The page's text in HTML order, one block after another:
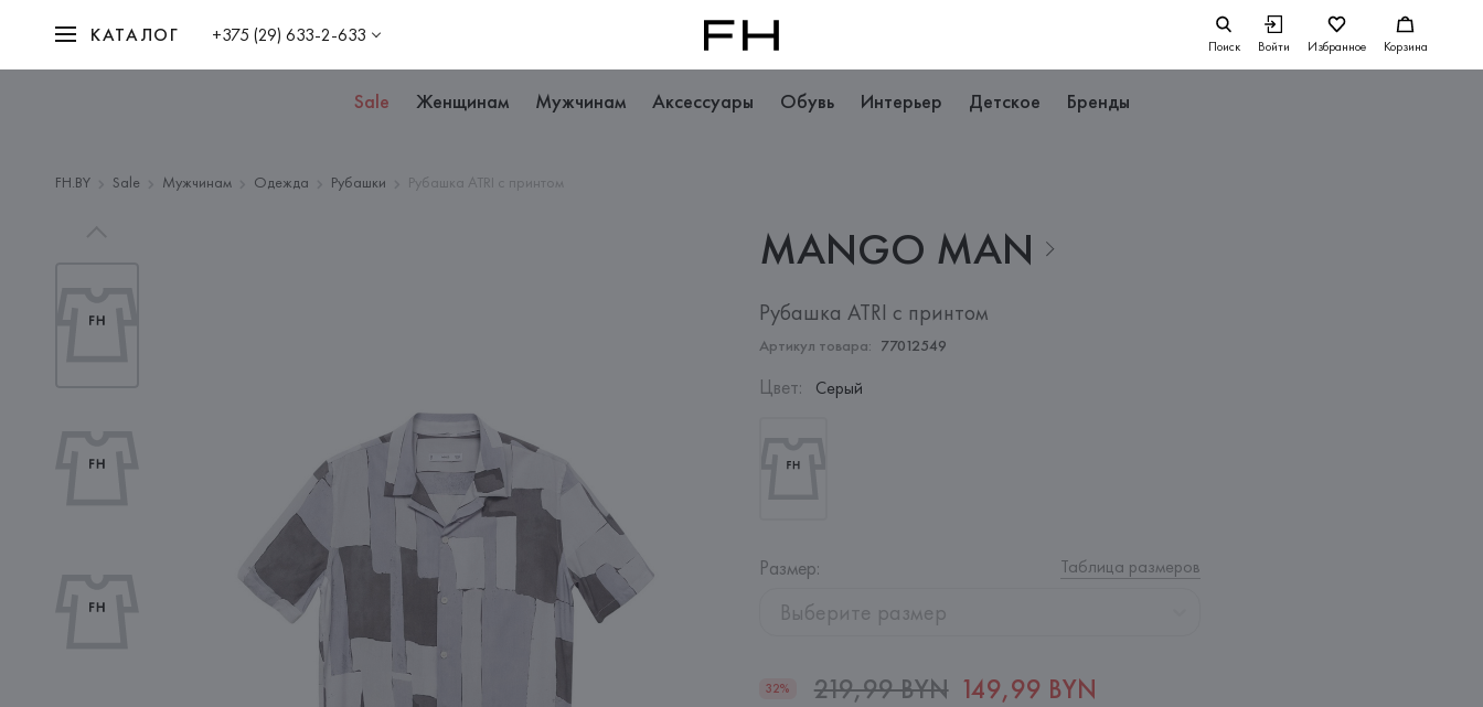
КАТАЛОГ +375 (29) 633-2-633 Поиск Войти Избранное Корзина
Sale Женщинам Мужчинам Аксессуары Обувь Интерьер Детское Бренды
FH.BY Sale Мужчинам Одежда Рубашки Рубашка ATRI с принтом
MANGO MAN
Рубашка ATRI с принтом
Артикул товара: 77012549
Цвет: Серый
Размер: Таблица размеров
Выберите размер
32% 219,99 BYN 149,99 BYN